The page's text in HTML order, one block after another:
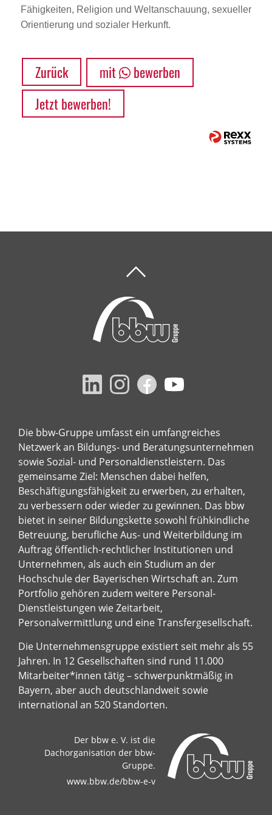
Fähigkeiten, Religion und Weltanschauung, sexueller
Orientierung und sozialer Herkunft.
Zurück mit
bewerben
Jetzt bewerben!
Die bbw-Gruppe umfasst ein umfangreiches
Netzwerk an Bildungs- und Beratungsunternehmen
sowie Sozial- und Personaldienstleistern. Das
gemeinsame Ziel: Menschen dabei helfen,
Beschäftigungsfähigkeit zu erwerben, zu erhalten,
zu verbessern oder wieder zu gewinnen. Das bbw
bietet in seiner Bildungskette sowohl frühkindliche
Betreuung, berufliche Aus- und Weiterbildung im
Auftrag öffentlich-rechtlicher Institutionen und
Unternehmen, als auch ein Studium an der
Hochschule der Bayerischen Wirtschaft an. Zum
Portfolio gehören zudem weitere Personal-
Dienstleistungen wie Zeitarbeit,
Personalvermittlung und eine Transfergesellschaft.
Die Unternehmensgruppe existiert seit mehr als 55
Jahren. In 12 Gesellschaften sind rund 11.000
Mitarbeiter*innen tätig – schwerpunktmäßig in
Bayern, aber auch deutschlandweit sowie
international an 520 Standorten.
Der bbw e. V. ist die
Dachorganisation der bbw-
Gruppe.
www.bbw.de/bbw-e-v